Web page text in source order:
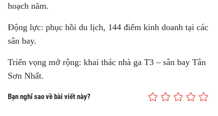
hoạch năm.
Động lực: phục hồi du lịch, 144 điểm kinh doanh tại các
sân bay.
Triển vọng mở rộng: khai thác nhà ga T3 – sân bay Tân
Sơn Nhất.
Bạn nghĩ sao về bài viết này?